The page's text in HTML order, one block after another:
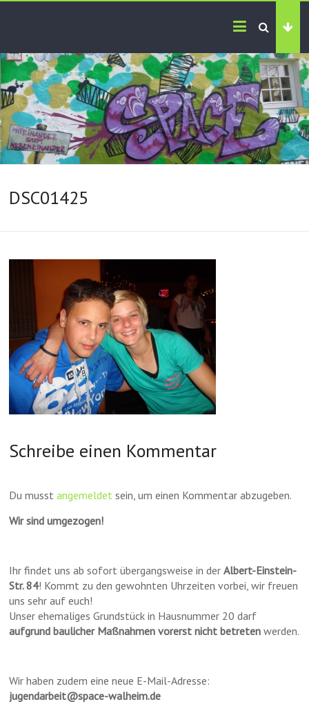
DSC01425
Schreibe einen Kommentar
Du musstangemeldet sein, um einen Kommentar abzugeben.
Wir sind umgezogen!
Ihr findet uns ab sofort übergangsweise in derAlbert-Einstein-
Str. 84! Kommt zu den gewohnten Uhrzeiten vorbei, wir freuen
uns sehr auf euch!
Unser ehemaliges Grundstück in Hausnummer 20 darf
aufgrund baulicher Maßnahmen vorerst nicht betreten werden.
Wir haben zudem eine neue E-Mail-Adresse:
jugendarbeit@space-walheim.de